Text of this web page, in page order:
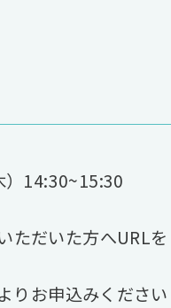
）14:30~15:30
ただいた方へURLを
りお申込みください